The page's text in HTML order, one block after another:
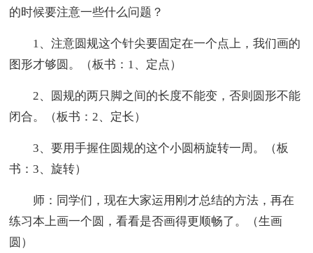
的时候要注意一些什么问题？
1、注意圆规这个针尖要固定在一个点上，我们画的
图形才够圆。（板书：1、定点）
2、圆规的两只脚之间的长度不能变，否则圆形不能
闭合。（板书：2、定长）
3、要用手握住圆规的这个小圆柄旋转一周。（板
书：3、旋转）
师：同学们，现在大家运用刚才总结的方法，再在
练习本上画一个圆，看看是否画得更顺畅了。（生画
圆）